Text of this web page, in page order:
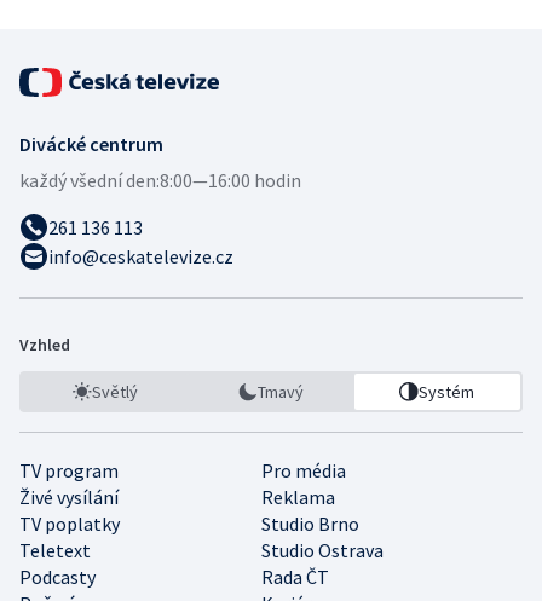
Divácké centrum
každý všední den:8:00—16:00 hodin
261 136 113
info@ceskatelevize.cz
Vzhled
Světlý Tmavý Systém
TV program
Pro média
Živé vysílání
Reklama
TV poplatky
Studio Brno
Teletext
Studio Ostrava
Podcasty
Rada ČT